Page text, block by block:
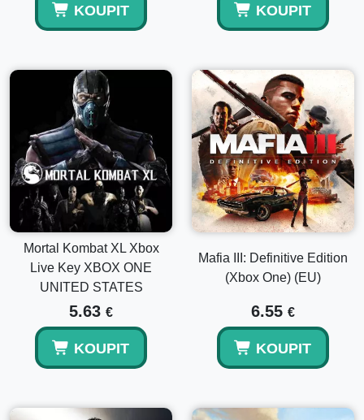
KOUPIT KOUPIT
Mortal Kombat XL Xbox
Live Key XBOX ONE
UNITED STATES
5.63 €
KOUPIT
Mafia III: Definitive Edition
(Xbox One) (EU)
6.55 €
KOUPIT